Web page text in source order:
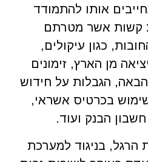
אותו להתמודד
קשות אשר מטרתם
כגון עיקולים,
מן הארץ, זימונים
הבאה, הגבלות על חידוש
שימוש בכרטיס אשראי,
הבנק ועוד.
בניגוד למערכת